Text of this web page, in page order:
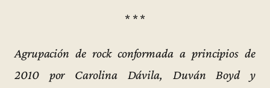
* * *
Agrupación de rock conformada a principios de
2010 por Carolina Dávila, Duván Boyd y